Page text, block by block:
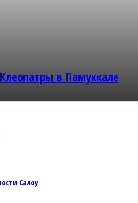
в Памуккале
Салоу